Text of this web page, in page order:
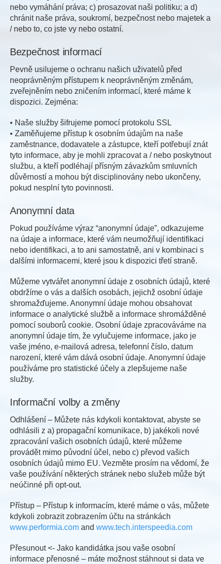
nebo vymáhání práva; c) prosazovat naši politiku; a d)
chránit naše práva, soukromí, bezpečnost nebo majetek a
/ nebo to, co jste vy nebo ostatní.
Bezpečnost informací
Pevně ​​usilujeme o ochranu našich uživatelů před
neoprávněným přístupem k neoprávněným změnám,
zveřejněním nebo zničením informací, které máme k
dispozici. Zejména:
• Naše služby šifrujeme pomocí protokolu SSL
• Zaměňujeme přístup k osobním údajům na naše
zaměstnance, dodavatele a zástupce, kteří potřebují znát
tyto informace, aby je mohli zpracovat a / nebo poskytnout
službu, a kteří podléhají přísným závazkům smluvních
důvěrností a mohou být disciplinovány nebo ukončeny,
pokud nesplní tyto povinnosti.
Anonymní data
Pokud používáme výraz “anonymní údaje”, odkazujeme
na údaje a informace, které vám neumožňují identifikaci
nebo identifikaci, a to ani samostatně, ani v kombinaci s
dalšími informacemi, které jsou k dispozici třetí straně.
Můžeme vytvářet anonymní údaje z osobních údajů, které
obdržíme o vás a dalších osobách, jejichž osobní údaje
shromažďujeme. Anonymní údaje mohou obsahovat
informace o analytické službě a informace shromážděné
pomocí souborů cookie. Osobní údaje zpracováváme na
anonymní údaje tím, že vylučujeme informace, jako je
vaše jméno, e-mailová adresa, telefonní číslo, datum
narození, které vám dává osobní údaje. Anonymní údaje
používáme pro statistické účely a zlepšujeme naše
služby.
Informační volby a změny
Odhlášení – Můžete nás kdykoli kontaktovat, abyste se
odhlásili z a) propagační komunikace, b) jakékoli nové
zpracování vašich osobních údajů, které můžeme
provádět mimo původní účel, nebo c) převod vašich
osobních údajů mimo EU. Vezměte prosím na vědomí, že
vaše používání některých stránek nebo služeb může být
neúčinné při opt-out.
Přístup – Přístup k informacím, které máme o vás, můžete
kdykoli zobrazit zobrazením účtu na stránkách
www.performia.com and www.tech.interspeedia.com
Přesunout <- Jako kandidátka jsou vaše osobní
informace přenosné – máte možnost stáhnout si data ve